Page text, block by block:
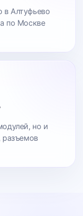
в Алтуфьево
по Москве
но и
разъемов